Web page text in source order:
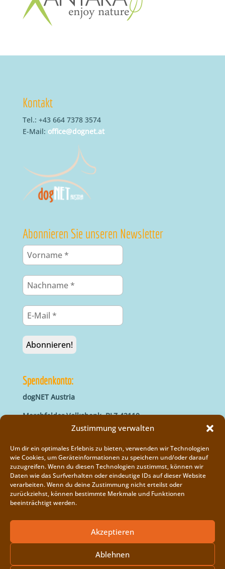
Zustimmung verwalten
Um dir ein optimales Erlebnis zu bieten, verwenden wir Technologien
wie Cookies, um Geräteinformationen zu speichern und/oder darauf
zuzugreifen. Wenn du diesen Technologien zustimmst, können wir
Daten wie das Surfverhalten oder eindeutige IDs auf dieser Website
verarbeiten. Wenn du deine Zustimmung nicht erteilst oder
zurückziehst, können bestimmte Merkmale und Funktionen
beeinträchtigt werden.
Akzeptieren
Ablehnen
Kontakt
Tel.: +43 664 7378 3574
E-Mail: office@dognet.at
Abonnieren Sie unseren Newsletter
Spendenkonto:
dogNET Austria
Marchfelder Volksbank, BLZ 42110
IBAN: AT66 4211 0421 5000 0000
Cookie-Richtlinie (EU)